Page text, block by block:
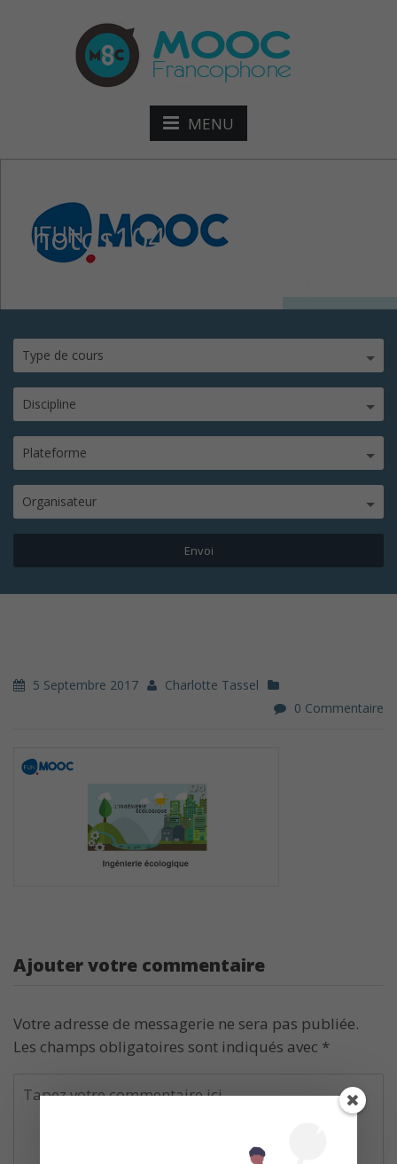
MENU
photos104
Type de cours
Discipline
Plateforme
Organisateur
5 Septembre 2017
Charlotte Tassel
0 Commentaire
Ajouter votre commentaire
Votre adresse de messagerie ne sera pas publiée.
Les champs obligatoires sont indiqués avec *